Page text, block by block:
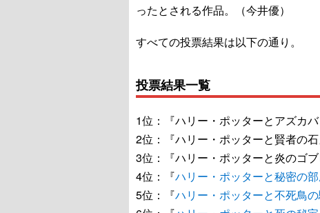
ったとされる作品。（今井優）
すべての投票結果は以下の通り。
投票結果一覧
1位：『ハリー・ポッターとアズカ
2位：『ハリー・ポッターと賢者の
3位：『ハリー・ポッターと炎のゴ
4位：『ハリー・ポッターと秘密の
5位：『ハリー・ポッターと不死鳥